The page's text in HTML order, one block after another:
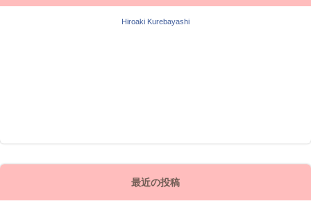
Hiroaki Kurebayashi
最近の投稿